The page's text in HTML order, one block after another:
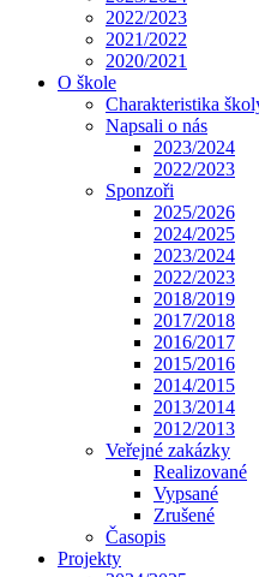
2022/2023
2021/2022
2020/2021
O škole
Charakteristika
Napsali o nás
2023/2024
2022/2023
Sponzoři
2025/2026
2024/2025
2023/2024
2022/2023
2018/2019
2017/2018
2016/2017
2015/2016
2014/2015
2013/2014
2012/2013
Veřejné zakázky
Realizované
Vypsané
Zrušené
Časopis
Projekty